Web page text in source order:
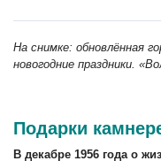
На снимке: обновлённая
новогодние праздники.
Подарки
В декабре 1956 года о